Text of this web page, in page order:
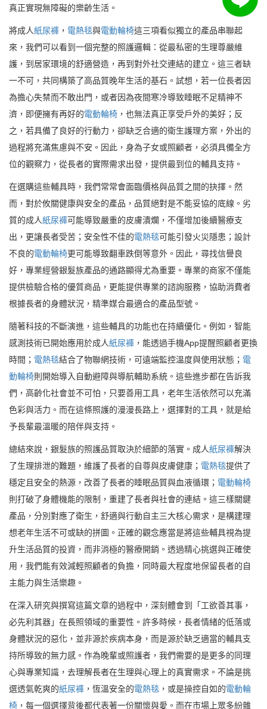
真正實現無障礙的樂齡生活。
將成人紙尿褲 ， 電熱毯與電動輪椅這三項看似獨立的產品串聯起
來，我們可以看到一個完整的照護邏輯：從最私密的生理尊嚴維
護，到居家環境的舒適營造，再到對外社交連結的建立。這三者缺
一不可，共同構築了高品質晚年生活的基石。試想，若一位長者因
為擔心失禁而不敢出門，或者因為夜間寒冷導致睡眠不足精神不
濟，即便擁有再好的電動輪椅 ，也無法真正享受戶外的美好；反
之，若具備了良好的行動力，卻缺乏合適的衛生護理方案，外出的
過程將充滿焦慮與不安。因此，身為子女或照顧者，必須具備全方
位的觀察力，從長者的實際需求出發，提供最到位的輔具支持。
在選購這些輔具時，我們常常會面臨價格與品質之間的抉擇。然
而，對於攸關健康與安全的產品，品質絕對是不能妥協的底線。劣
質的成人紙尿褲可能導致嚴重的皮膚潰爛，不僅增加後續醫療支
出，更讓長者受苦；安全性不佳的電熱毯可能引發火災隱患；設計
不良的電動輪椅更可能導致翻車跌倒等意外。因此，尋找信譽良
好，專業經營銀髮族產品的通路顯得尤為重要。專業的商家不僅能
提供檢驗合格的優質商品，更能提供專業的諮詢服務，協助消費者
根據長者的身體狀況，精準媒合最適合的產品型號。
隨著科技的不斷演進，這些輔具的功能也在持續優化。例如，智能
感測技術已開始應用於成人紙尿褲 ，能透過手機App提醒照顧者更換
時間； 電熱毯結合了物聯網技術，可遠端監控溫度與使用狀態； 電
動輪椅則開始導入自動避障與導航輔助系統。這些進步都在告訴我
們，高齡化社會並不可怕，只要善用工具，老年生活依然可以充滿
色彩與活力。而在這條照護的漫漫長路上，選擇對的工具，就是給
予長輩最溫暖的陪伴與支持。
總結來說，銀髮族的照護品質取決於細節的落實。成人紙尿褲解決
了生理排泄的難題，維護了長者的自尊與皮膚健康； 電熱毯提供了
穩定且安全的熱源，改善了長者的睡眠品質與血液循環； 電動輪椅
則打破了身體機能的限制，重建了長者與社會的連結。這三樣關鍵
產品，分別對應了衛生，舒適與行動自主三大核心需求，是構建理
想老年生活不可或缺的拼圖。正確的觀念應當是將這些輔具視為提
升生活品質的投資，而非消極的醫療開銷。透過精心挑選與正確使
用，我們能有效減輕照顧者的負擔，同時最大程度地保留長者的自
主能力與生活樂趣。
在深入研究與撰寫這篇文章的過程中，深刻體會到「工欲善其事，
必先利其器」在長照領域的重要性。許多時候，長者情緒的低落或
身體狀況的惡化，並非源於疾病本身，而是源於缺乏適當的輔具支
持所導致的無力感。作為晚輩或照護者，我們需要的是更多的同理
心與專業知識，去理解長者在生理與心理上的真實需求。不論是挑
選透氣乾爽的紙尿褲 ，恆溫安全的電熱毯 ，或是操控自如的電動輪
椅 ，每一個選擇背後都代表著一份關懷與愛。而在市場上眾多紛雜